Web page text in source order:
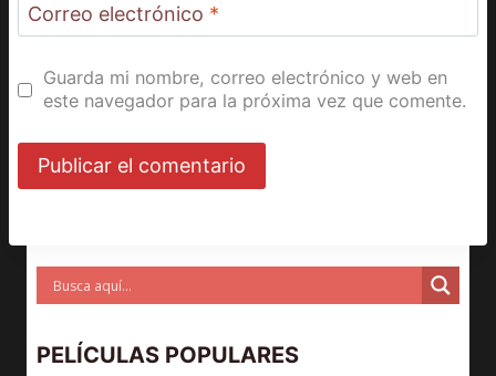
Correo electrónico *
Guarda mi nombre, correo electrónico y web en
este navegador para la próxima vez que comente.
PELÍCULAS POPULARES